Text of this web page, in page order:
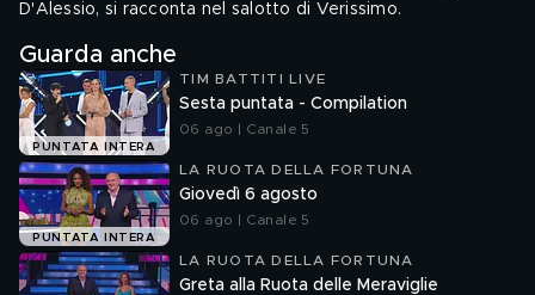
D'Alessio, si racconta nel salotto di Verissimo.
Guarda anche
PUNTATA INTERA
TIM BATTITI LIVE
Sesta puntata - Compilation
06 ago | Canale 5
PUNTATA INTERA
LA RUOTA DELLA FORTUNA
Giovedì 6 agosto
06 ago | Canale 5
LA RUOTA DELLA FORTUNA
Greta alla Ruota delle Meraviglie